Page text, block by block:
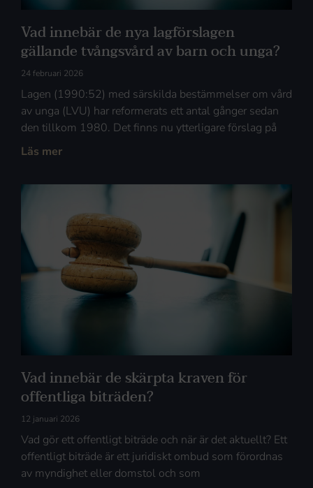
Vad innebär de nya lagförslagen
gällande tvångsvård av barn och unga?
24 februari 2026
Lagen (1990:52) med särskilda bestämmelser om vård
av unga (LVU) har reformerats ett antal gånger sedan
den tillkom 1980. Det finns nu ytterligare förslag på
Läs mer
Vad innebär de skärpta kraven för
offentliga biträden?
12 januari 2026
Vad gör ett offentligt biträde och när är det aktuellt? Ett
offentligt biträde är ett juridiskt ombud som förordnas
av myndighet eller domstol och som